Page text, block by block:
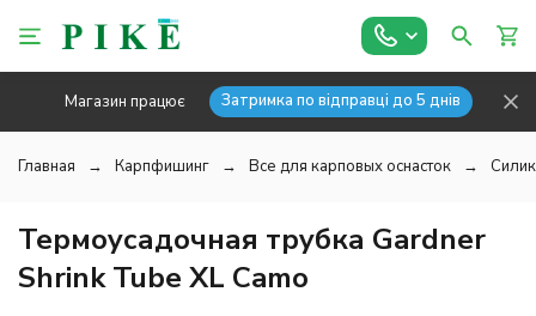
Магазин працює Затримка по відправці до 5 днів
Главная Карпфишинг Все для карповых оснасток
Термоусадочная трубка Gardner
Shrink Tube XL Camo